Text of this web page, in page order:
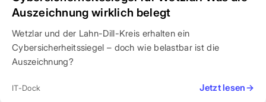
Auszeichnung wirklich belegt
Wetzlar und der Lahn-Dill-Kreis erhalten ein
Cybersicherheitssiegel – doch wie belastbar ist die
Auszeichnung?
IT-Dock Jetzt lesen→